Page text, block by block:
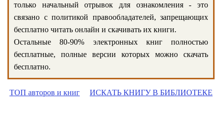
только начальный отрывок для ознакомления - это
связано с политикой правообладателей, запрещающих
бесплатно читать онлайн и скачивать их книги.
Остальные 80-90% электронных книг полностью
бесплатные, полные версии которых можно скачать
бесплатно.
ТОП авторов и книг ИСКАТЬ КНИГУ В БИБЛИОТЕКЕ